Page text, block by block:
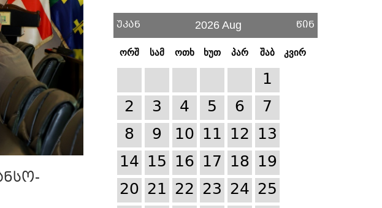
უკან 2026 Aug წინ
ორშ სამ ოთხ ხუთ პარ შაბ კვირ
1
2
3 4 5 6
7
8
9 10 11 12 13
14 15 16 17 18 19
20 21 22 23 24 25